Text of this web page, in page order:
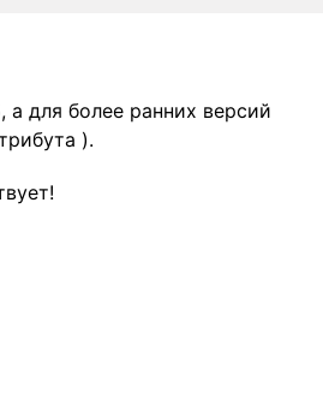
для более ранних версий
).